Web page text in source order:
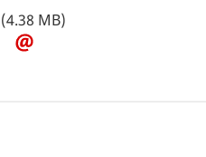
(4.38 MB)
Teile
diese